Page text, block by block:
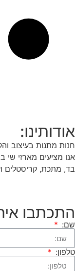
אודותינו:
חנות מתנות בעיצוב
אנו מציעים מארזי
בד, מתכת, קריסטלים
התכתבו
שם:
טלפון: